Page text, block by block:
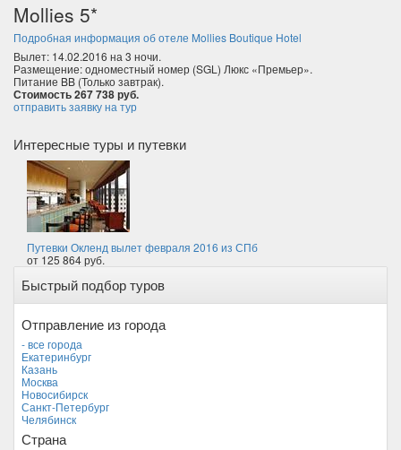
Mollies 5*
Подробная информация об отеле Mollies Boutique Hotel
Вылет: 14.02.2016 на 3 ночи.
Размещение: одноместный номер (SGL) Люкс «Премьер».
Питание BB (Только завтрак).
Стоимость 267 738 руб.
отправить заявку на тур
Интересные туры и путевки
Путевки Окленд вылет февраля 2016 из СПб
от 125 864 руб.
Быстрый подбор туров
Отправление из города
- все города
Екатеринбург
Казань
Москва
Новосибирск
Санкт-Петербург
Челябинск
Страна